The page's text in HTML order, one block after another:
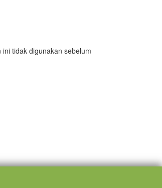
tidak digunakan sebelum